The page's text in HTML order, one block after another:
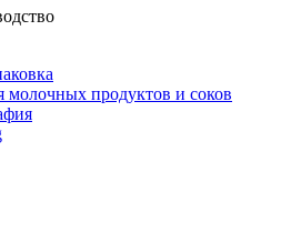
молочных продуктов и соков